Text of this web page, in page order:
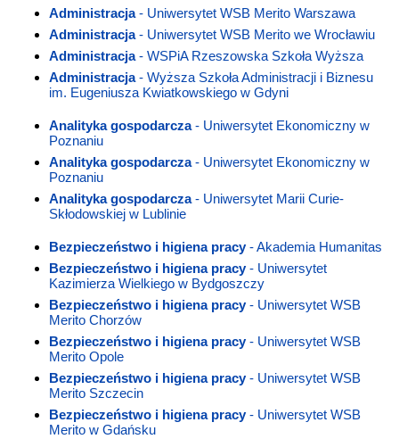
Administracja- Uniwersytet WSB Merito Warszawa
Administracja- Uniwersytet WSB Merito we Wrocławiu
Administracja- WSPiA Rzeszowska Szkoła Wyższa
Administracja- Wyższa Szkoła Administracji i Biznesu
im. Eugeniusza Kwiatkowskiego w Gdyni
Analityka gospodarcza- Uniwersytet Ekonomiczny w
Poznaniu
Analityka gospodarcza- Uniwersytet Ekonomiczny w
Poznaniu
Analityka gospodarcza- Uniwersytet Marii Curie-
Skłodowskiej w Lublinie
Bezpieczeństwo i higiena pracy- Akademia Humanitas
Bezpieczeństwo i higiena pracy- Uniwersytet
Kazimierza Wielkiego w Bydgoszczy
Bezpieczeństwo i higiena pracy- Uniwersytet WSB
Merito Chorzów
Bezpieczeństwo i higiena pracy- Uniwersytet WSB
Merito Opole
Bezpieczeństwo i higiena pracy- Uniwersytet WSB
Merito Szczecin
Bezpieczeństwo i higiena pracy- Uniwersytet WSB
Merito w Gdańsku